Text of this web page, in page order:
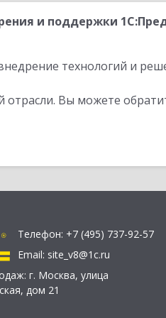
и поддержки
технологий и
Вы можете
Телефон: +7 (495) 737-92-57
Email: site_v8@1c.ru
г. Москва, улица
дом 21